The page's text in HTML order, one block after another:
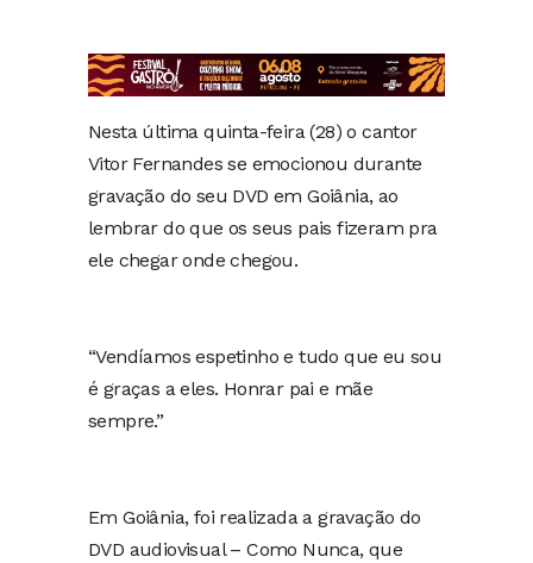
Nesta última quinta-feira (28) o cantor
Vitor Fernandes se emocionou durante
gravação do seu DVD em Goiânia, ao
lembrar do que os seus pais fizeram pra
ele chegar onde chegou.
“Vendíamos espetinho e tudo que eu sou
é graças a eles. Honrar pai e mãe
sempre.”
Em Goiânia, foi realizada a gravação do
DVD audiovisual – Como Nunca, que